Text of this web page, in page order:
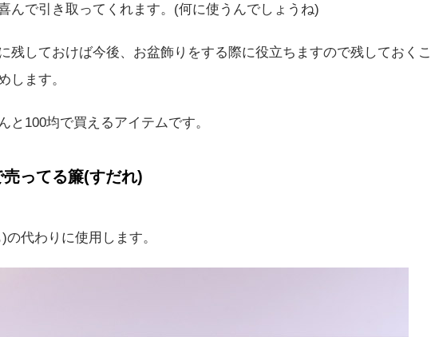
んで引き取ってくれます。(何に使うんでしょうね)
残しておけば今後、お盆飾りをする際に役立ちますので残しておくこ
します。
と100均で買えるアイテムです。
売ってる簾(すだれ)
の代わりに使用します。